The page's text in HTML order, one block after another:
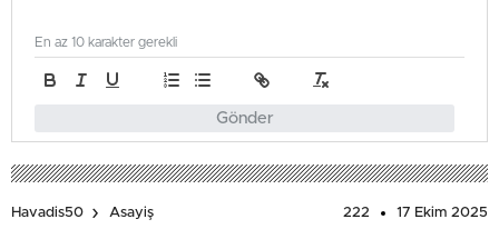
Gönder
En az 10 karakter gerekli
Havadis50 Asayiş 222 17 Ekim 2025